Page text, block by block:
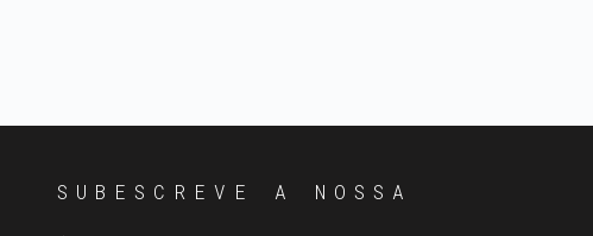
SUBESCREVE A NOSSA